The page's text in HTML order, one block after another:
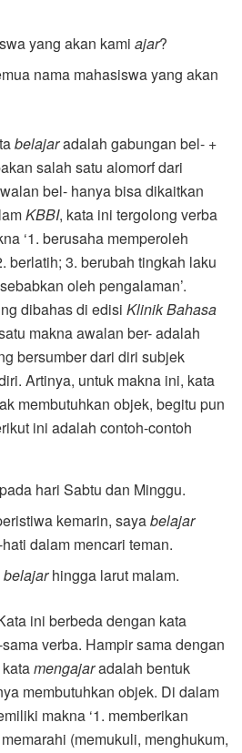
yang akan kamiajar?
nama mahasiswa yang akan
belajaradalah gabungan bel- +
salah satu alomorf dari
bel- hanya bisa dikaitkan
KBBI, kata ini tergolong verba
‘1. berusaha memperoleh
berlatih; 3. berubah tingkah laku
oleh pengalaman’.
dibahas di edisi Klinik Bahasa
makna awalan ber- adalah
bersumber dari diri subjek
Artinya, untuk makna ini, kata
membutuhkan objek, begitu pun
ini adalah contoh-contoh
hari Sabtu dan Minggu.
kemarin, sayabelajar
dalam mencari teman.
belajarhingga larut malam.
ini berbeda dengan kata
verba. Hampir sama dengan
mengajaradalah bentuk
membutuhkan objek. Di dalam
makna ‘1. memberikan
(memukuli, menghukum,